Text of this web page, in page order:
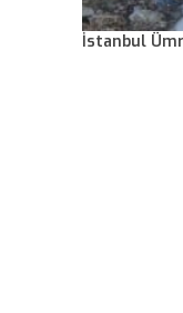
İstanbul